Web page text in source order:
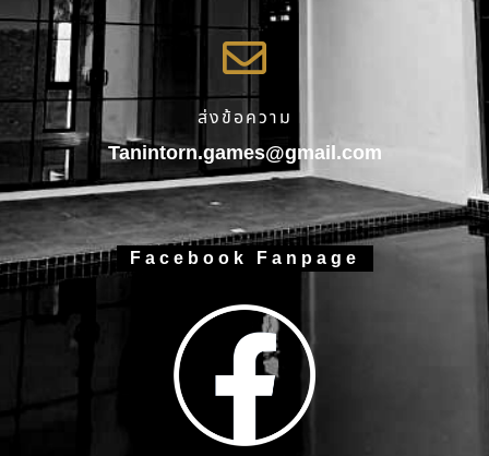
ส่งข้อความ
Tanintorn.games@gmail.com
Facebook Fanpage